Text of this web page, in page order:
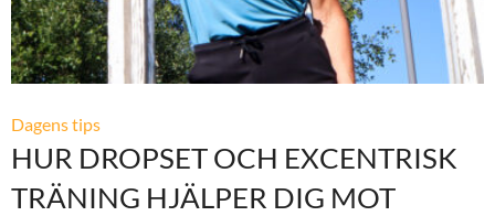
Dagens tips
HUR DROPSET OCH EXCENTRISK
TRÄNING HJÄLPER DIG MOT